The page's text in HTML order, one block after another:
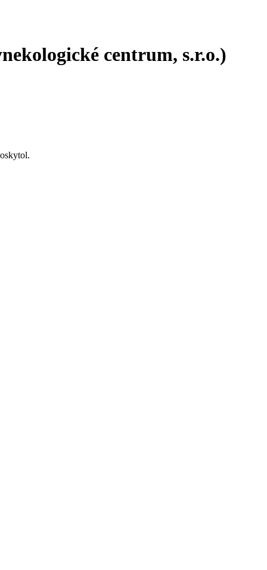
centrum, s.r.o.)